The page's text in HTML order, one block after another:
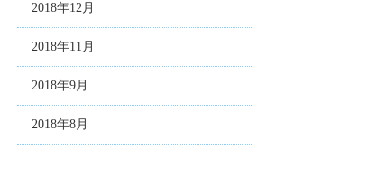
2018年12月
2018年11月
2018年9月
2018年8月